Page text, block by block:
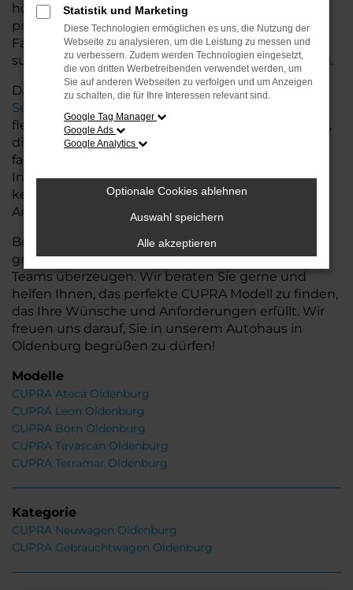
höchsten Fahrkomfort zu bieten. Egal, ob Sie ein
praktisches Stadtauto, ein geräumiges
Familienfahrzeug oder ein sportliches Modell
suchen, bei uns finden Sie das passende Fahrzeug.
Darüber hinaus bieten wir Ihnen zusätzliche
Services
flexible Leasing- und Finanzierungsmöglichkeiten,
die es Ihnen ermöglichen, Ihr Traumfahrzeug zu
fairen Konditionen zu erwerben. Auch die
Inzahlungnahme Ihres alten Fahrzeugs ist für uns
kein Problem – wir machen Ihnen ein faires
Angebot.
Besuchen Sie uns und lassen Sie sich von unserer
großen Auswahl und der Kompetenz unseres
Teams überzeugen. Wir beraten Sie gerne und
helfen Ihnen, das perfekte CUPRA Modell zu finden,
das Ihre Wünsche und Anforderungen erfüllt. Wir
freuen uns darauf, Sie in unserem Autohaus in
Oldenburg begrüßen zu dürfen!
Modelle
CUPRA Ateca Oldenburg
CUPRA Leon Oldenburg
CUPRA Born Oldenburg
CUPRA Tavascan Oldenburg
CUPRA Terramar Oldenburg
Kategorie
CUPRA Neuwagen Oldenburg
CUPRA Gebrauchtwagen Oldenburg
Statistik und Marketing
Diese Technologien ermöglichen es uns, die Nutzung der
Webseite zu analysieren, um die Leistung zu messen und
zu verbessern. Zudem werden Technologien eingesetzt,
die von dritten Werbetreibenden verwendet werden, um
Sie auf anderen Webseiten zu verfolgen und um Anzeigen
zu schalten, die für Ihre Interessen relevant sind.
Google Tag Manager
Google Ads
Google Analytics
Optionale Cookies ablehnen
Auswahl speichern
Alle akzeptieren